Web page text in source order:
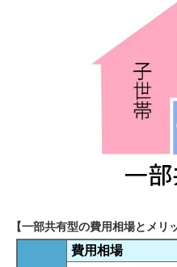
【一部共有型の費用相場とメリ
費用相場